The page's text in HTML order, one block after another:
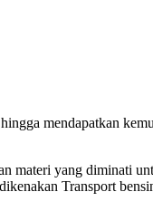
mendapatkan
materi yang diminati
Transport